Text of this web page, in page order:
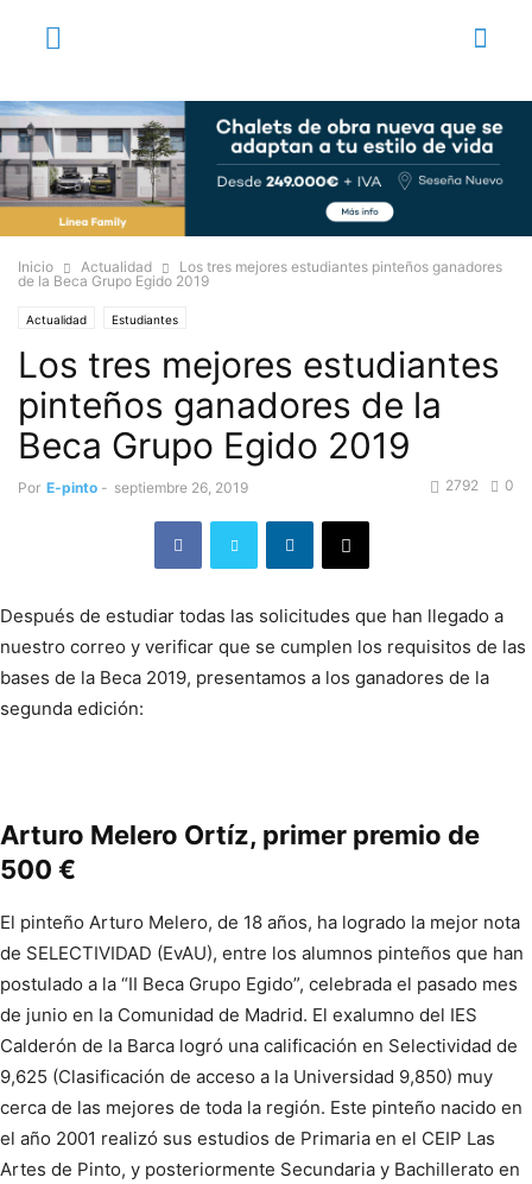
Inicio Actualidad
Los tres mejores estudiantes pinteños ganadores
de la Beca Grupo Egido 2019
Actualidad Estudiantes
Los tres mejores estudiantes
pinteños ganadores de la
Beca Grupo Egido 2019
Por E-pinto - septiembre 26, 2019 0
2792
Después de estudiar todas las solicitudes que han llegado a
nuestro correo y verificar que se cumplen los requisitos de las
bases de la Beca 2019, presentamos a los ganadores de la
segunda edición:
Arturo Melero Ortíz, primer premio de
500 €
El pinteño Arturo Melero, de 18 años, ha logrado la mejor nota
de SELECTIVIDAD (EvAU), entre los alumnos pinteños que han
postulado a la “II Beca Grupo Egido”, celebrada el pasado mes
de junio en la Comunidad de Madrid. El exalumno del IES
Calderón de la Barca logró una calificación en Selectividad de
9,625 (Clasificación de acceso a la Universidad 9,850) muy
cerca de las mejores de toda la región. Este pinteño nacido en
el año 2001 realizó sus estudios de Primaria en el CEIP Las
Artes de Pinto, y posteriormente Secundaria y Bachillerato en